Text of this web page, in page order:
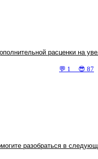
расценки на
💬 1 😎 87
разобраться в